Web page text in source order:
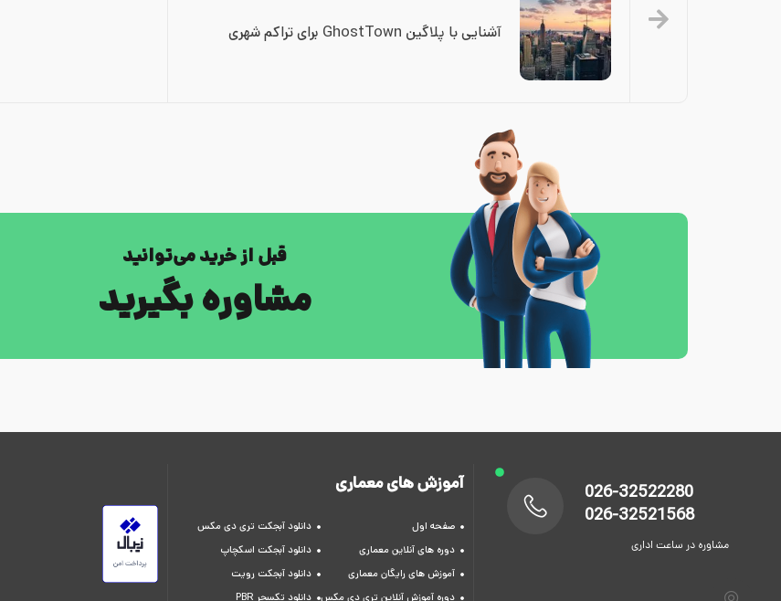
آشنایی با پلاگین GhostTown برای تراکم شهری
قبل از خرید می‌توانید
مشاوره بگیرید
026-32522280
026-32521568
مشاوره در ساعت اداری
آموزش های معماری
صفحه اول
دوره های آنلاین معماری
آموزش های رایگان معماری
دانلود آبجکت تری دی مکس
دانلود آبجکت اسکچاپ
دانلود آبجکت رویت